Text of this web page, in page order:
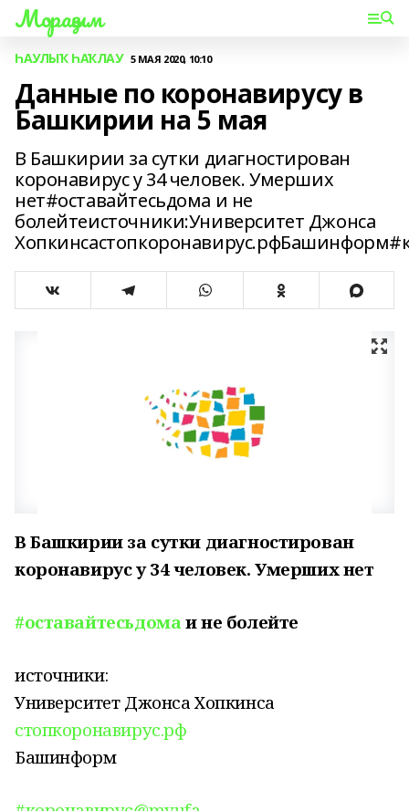
Мораҙым
ҺАУЛЫҠ ҺАҠЛАУ 5 МАЯ 2020, 10:10
Данные по коронавирусу в
Башкирии на 5 мая
В Башкирии за сутки диагностирован
коронавирус у 34 человек. Умерших
нет#оставайтесьдома и не
болейтеисточники:Университет Джонса
В Башкирии за сутки диагностирован
коронавирус у 34 человек. Умерших нет
#оставайтесьдомаи не болейте
источники:
Университет Джонса Хопкинса
стопкоронавирус.рф
Башинформ